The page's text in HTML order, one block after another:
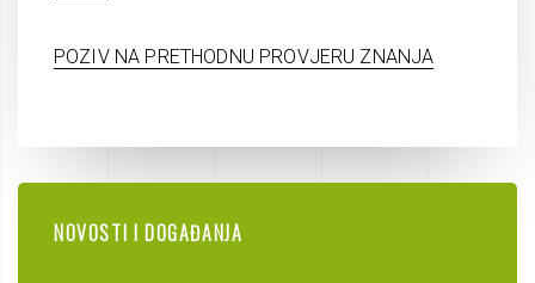
POZIV NA PRETHODNU PROVJERU ZNANJA
NOVOSTI I DOGAĐANJA